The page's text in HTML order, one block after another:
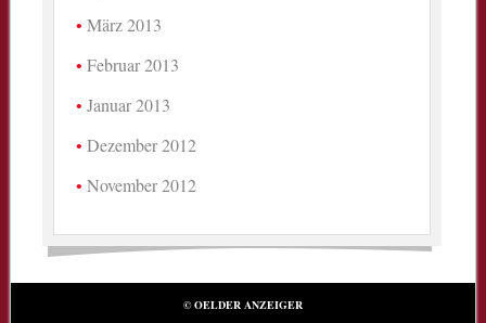
März 2013
Februar 2013
Januar 2013
Dezember 2012
November 2012
© OELDER ANZEIGER